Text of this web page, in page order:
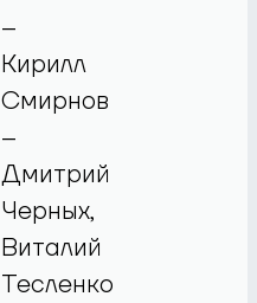
–
Кирилл
Смирнов
–
Дмитрий
Черных,
Виталий
Тесленко